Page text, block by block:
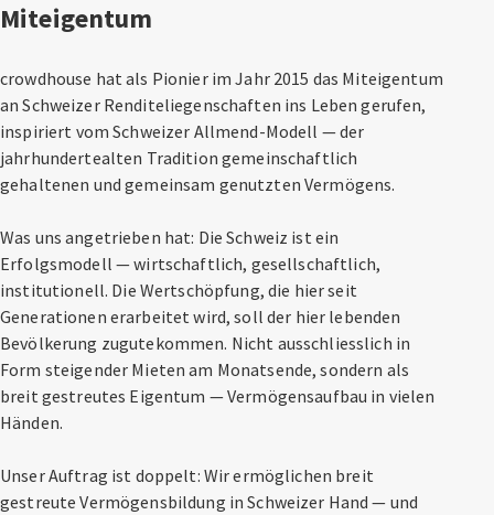
Miteigentum
crowdhouse hat als Pionier im Jahr 2015 das Miteigentum
an Schweizer Renditeliegenschaften ins Leben gerufen,
inspiriert vom Schweizer Allmend-Modell — der
jahrhundertealten Tradition gemeinschaftlich
gehaltenen und gemeinsam genutzten Vermögens.
Was uns angetrieben hat: Die Schweiz ist ein
Erfolgsmodell — wirtschaftlich, gesellschaftlich,
institutionell. Die Wertschöpfung, die hier seit
Generationen erarbeitet wird, soll der hier lebenden
Bevölkerung zugutekommen. Nicht ausschliesslich in
Form steigender Mieten am Monatsende, sondern als
breit gestreutes Eigentum — Vermögensaufbau in vielen
Händen.
Unser Auftrag ist doppelt: Wir ermöglichen breit
gestreute Vermögensbildung in Schweizer Hand — und